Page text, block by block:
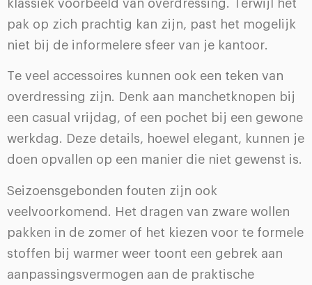
klassiek voorbeeld van overdressing. Terwijl het
pak op zich prachtig kan zijn, past het mogelijk
niet bij de informelere sfeer van je kantoor.
Te veel accessoires kunnen ook een teken van
overdressing zijn. Denk aan manchetknopen bij
een casual vrijdag, of een pochet bij een gewone
werkdag. Deze details, hoewel elegant, kunnen je
doen opvallen op een manier die niet gewenst is.
Seizoensgebonden fouten zijn ook
veelvoorkomend. Het dragen van zware wollen
pakken in de zomer of het kiezen voor te formele
stoffen bij warmer weer toont een gebrek aan
aanpassingsvermogen aan de praktische